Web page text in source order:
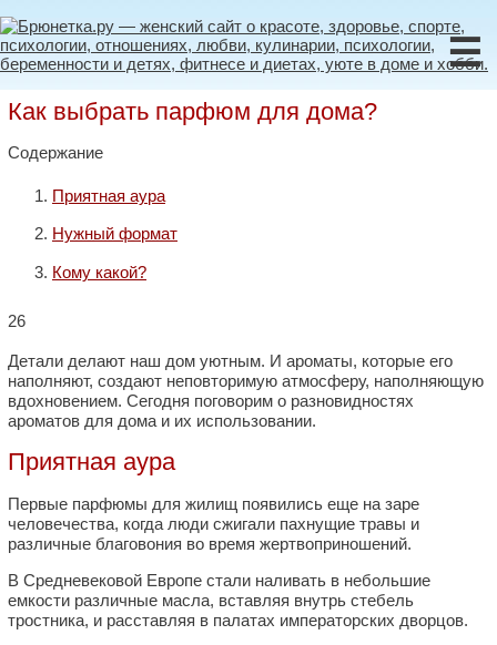
☰
Как выбрать парфюм для дома?
Содержание
Приятная аура
Нужный формат
Кому какой?
26
Детали делают наш дом уютным. И ароматы, которые его
наполняют, создают неповторимую атмосферу, наполняющую
вдохновением. Сегодня поговорим о разновидностях
ароматов для дома и их использовании.
Приятная аура
Первые парфюмы для жилищ появились еще на заре
человечества, когда люди сжигали пахнущие травы и
различные благовония во время жертвоприношений.
В Средневековой Европе стали наливать в небольшие
емкости различные масла, вставляя внутрь стебель
тростника, и расставляя в палатах императорских дворцов.